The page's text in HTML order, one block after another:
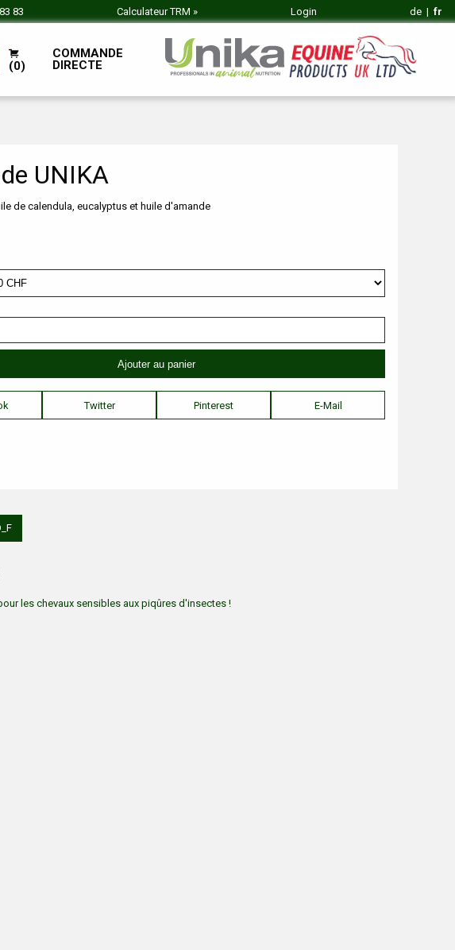
83 Calculateur TRM » Login de | fr
(0)
COMMANDE
DIRECTE
UNIKA
de calendula, eucalyptus et huile d'amande
Twitter Pinterest E-Mail
les chevaux sensibles aux piqûres d'insectes !